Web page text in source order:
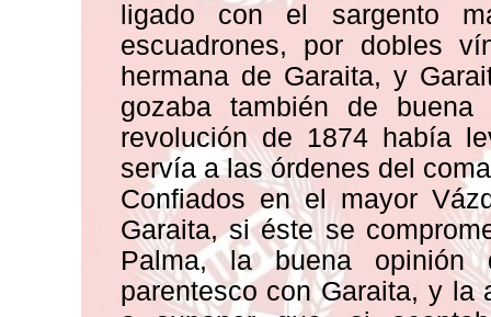
ligado con el sargento
escuadrones, por dobles
hermana de Garaita, y
gozaba también de
revolución de 1874 había
servía a las órdenes del
Confiados en el mayor
Garaita, si éste se
Palma, la buena
parentesco con Garaita, y la